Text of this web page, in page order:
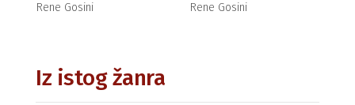
Rene Gosini Rene Gosini
Iz istog žanra